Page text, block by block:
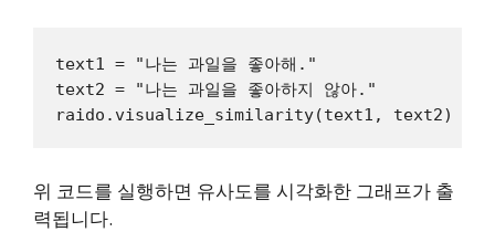
text1 = "나는 과일을 좋아해."
text2 = "나는 과일을 좋아하지 않아."
위 코드를 실행하면 유사도를 시각화한 그래프가 출
력됩니다.